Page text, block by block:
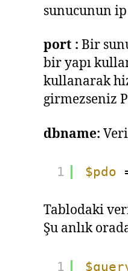
sunucunun ip
port : Bir
bir yapı
kullanarak
girmezseniz
dbname:
1 $pdo
Tablodaki
Şu anlık
1